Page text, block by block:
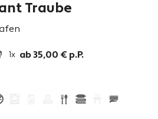
Traube
1x ab 35,00 € p.P.